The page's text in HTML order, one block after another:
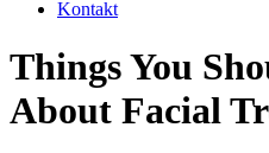
Kontakt
Things You
About Facial